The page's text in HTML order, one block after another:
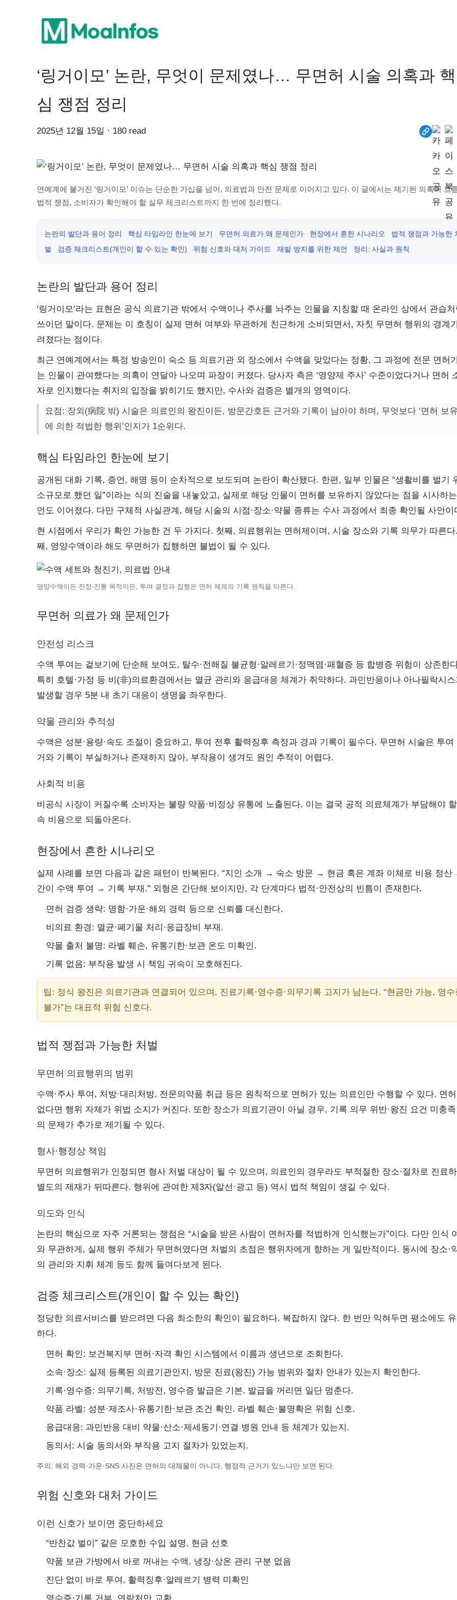
‘링거이모’ 논란, 무엇이 문제였나… 무면허 시술 의혹과 핵
심 쟁점 정리
2025년 12월 15일 · 180 read
연예계에 불거진 ‘링거이모’ 이슈는 단순한 가십을 넘어, 의료법과 안전 문제로 이어지고 있다. 이 글에서는 제기된 의혹의 흐
법적 쟁점, 소비자가 확인해야 할 실무 체크리스트까지 한 번에 정리했다.
논란의 발단과 용어 정리 핵심 타임라인 한눈에 보기 무면허 의료가 왜 문제인가 현장에서 흔한 시나리오
법적 쟁점과 가능한
벌
검증 체크리스트(개인이 할 수 있는 확인) 위험 신호와 대처 가이드 재발 방지를 위한 제언 정리: 사실과 원칙
논란의 발단과 용어 정리
‘링거이모’라는 표현은 공식 의료기관 밖에서 수액이나 주사를 놔주는 인물을 지칭할 때 온라인 상에서 관습처
쓰이던 말이다. 문제는 이 호칭이 실제 면허 여부와 무관하게 친근하게 소비되면서, 자칫 무면허 행위의 경계
려졌다는 점이다.
최근 연예계에서는 특정 방송인이 숙소 등 의료기관 외 장소에서 수액을 맞았다는 정황, 그 과정에 전문 면허
는 인물이 관여했다는 의혹이 연달아 나오며 파장이 커졌다. 당사자 측은 ‘영양제 주사’ 수준이었다거나 면허
자로 인지했다는 취지의 입장을 밝히기도 했지만, 수사와 검증은 별개의 영역이다.
요점: 장외(病院 밖) 시술은 의료인의 왕진이든, 방문간호든 근거와 기록이 남아야 하며, 무엇보다 ‘면허 보
에 의한 적법한 행위’인지가 1순위다.
핵심 타임라인 한눈에 보기
공개된 대화 기록, 증언, 해명 등이 순차적으로 보도되며 논란이 확산됐다. 한편, 일부 인물은 “생활비를 벌기
소규모로 했던 일”이라는 식의 진술을 내놓았고, 실제로 해당 인물이 면허를 보유하지 않았다는 점을 시사하
언도 이어졌다. 다만 구체적 사실관계, 해당 시술의 시점·장소·약물 종류는 수사 과정에서 최종 확인될 사안이
현 시점에서 우리가 확인 가능한 건 두 가지다. 첫째, 의료행위는 면허제이며, 시술 장소와 기록 의무가 따른다
째, 영양수액이라 해도 무면허가 집행하면 불법이 될 수 있다.
영양수액이든 진정·진통 목적이든, 투여 결정과 집행은 면허 체계와 기록 원칙을 따른다.
무면허 의료가 왜 문제인가
안전성 리스크
수액 투여는 겉보기에 단순해 보여도, 탈수·전해질 불균형·알레르기·정맥염·패혈증 등 합병증 위험이 상존한
특히 호텔·가정 등 비(非)의료환경에서는 멸균 관리와 응급대응 체계가 취약하다. 과민반응이나 아나필락시
발생할 경우 5분 내 초기 대응이 생명을 좌우한다.
약물 관리와 추적성
수액은 성분·용량·속도 조절이 중요하고, 투여 전후 활력징후 측정과 경과 기록이 필수다. 무면허 시술은 투여
거와 기록이 부실하거나 존재하지 않아, 부작용이 생겨도 원인 추적이 어렵다.
사회적 비용
비공식 시장이 커질수록 소비자는 불량 약품·비정상 유통에 노출된다. 이는 결국 공적 의료체계가 부담해야
속 비용으로 되돌아온다.
현장에서 흔한 시나리오
실제 사례를 보면 다음과 같은 패턴이 반복된다. “지인 소개 → 숙소 방문 → 현금 혹은 계좌 이체로 비용 정산
간이 수액 투여 → 기록 부재.” 외형은 간단해 보이지만, 각 단계마다 법적·안전상의 빈틈이 존재한다.
면허 검증 생략: 명함·가운·해외 경력 등으로 신뢰를 대신한다.
비의료 환경: 멸균·폐기물 처리·응급장비 부재.
약물 출처 불명: 라벨 훼손, 유통기한·보관 온도 미확인.
기록 없음: 부작용 발생 시 책임 귀속이 모호해진다.
팁: 정식 왕진은 의료기관과 연결되어 있으며, 진료기록·영수증·의무기록 고지가 남는다. “현금만 가능, 영수
불가”는 대표적 위험 신호다.
법적 쟁점과 가능한 처벌
무면허 의료행위의 범위
수액·주사 투여, 처방·대리처방, 전문의약품 취급 등은 원칙적으로 면허가 있는 의료인만 수행할 수 있다. 면
없다면 행위 자체가 위법 소지가 커진다. 또한 장소가 의료기관이 아닐 경우, 기록 의무 위반·왕진 요건 미충
의 문제가 추가로 제기될 수 있다.
형사·행정상 책임
무면허 의료행위가 인정되면 형사 처벌 대상이 될 수 있으며, 의료인의 경우라도 부적절한 장소·절차로 진료
별도의 제재가 뒤따른다. 행위에 관여한 제3자(알선·광고 등) 역시 법적 책임이 생길 수 있다.
의도와 인식
논란의 핵심으로 자주 거론되는 쟁점은 “시술을 받은 사람이 면허자를 적법하게 인식했는가”이다. 다만 인식
와 무관하게, 실제 행위 주체가 무면허였다면 처벌의 초점은 행위자에게 향하는 게 일반적이다. 동시에 장소·
의 관리와 지휘 체계 등도 함께 들여다보게 된다.
검증 체크리스트(개인이 할 수 있는 확인)
정당한 의료서비스를 받으려면 다음 최소한의 확인이 필요하다. 복잡하지 않다. 한 번만 익혀두면 평소에도
하다.
면허 확인: 보건복지부 면허·자격 확인 시스템에서 이름과 생년으로 조회한다.
소속·장소: 실제 등록된 의료기관인지, 방문 진료(왕진) 가능 범위와 절차 안내가 있는지 확인한다.
기록·영수증: 의무기록, 처방전, 영수증 발급은 기본. 발급을 꺼리면 일단 멈춘다.
약품 라벨: 성분·제조사·유통기한·보관 조건 확인. 라벨 훼손·불명확은 위험 신호.
응급대응: 과민반응 대비 약물·산소·제세동기·연결 병원 안내 등 체계가 있는지.
동의서: 시술 동의서와 부작용 고지 절차가 있었는지.
주의: 해외 경력·가운·SNS 사진은 면허의 대체물이 아니다. 행정적 근거가 있느냐만 보면 된다.
위험 신호와 대처 가이드
이런 신호가 보이면 중단하세요
“반찬값 벌이” 같은 모호한 수입 설명, 현금 선호
약품 보관 가방에서 바로 꺼내는 수액, 냉장·상온 관리 구분 없음
진단 없이 바로 투여, 활력징후·알레르기 병력 미확인